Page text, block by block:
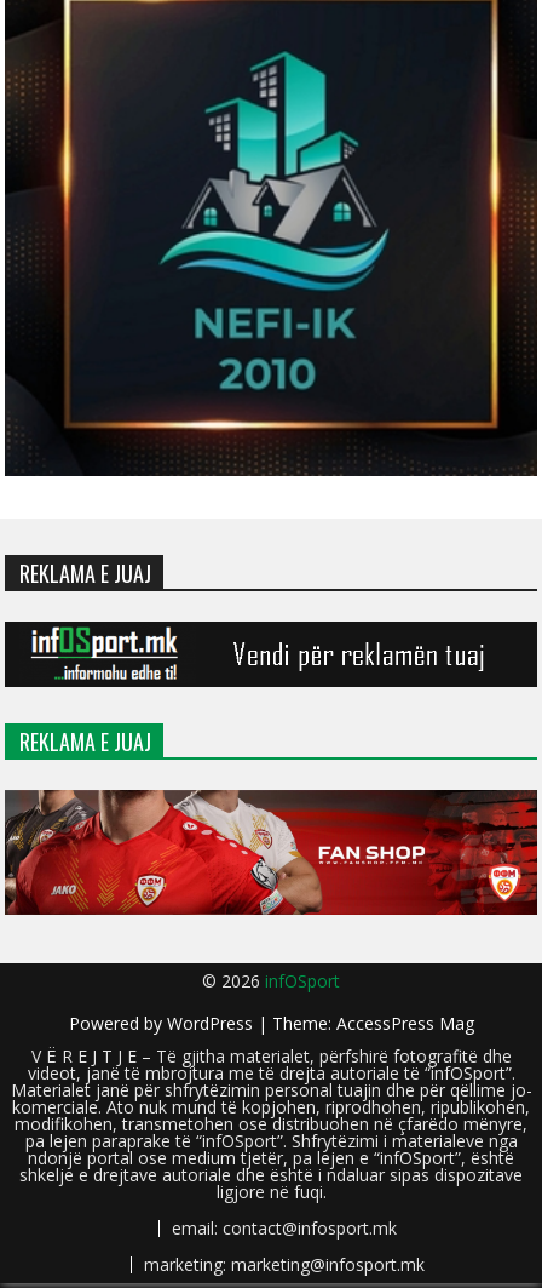
REKLAMA E JUAJ
REKLAMA E JUAJ
© 2026 infOSport
Powered by WordPress | Theme: AccessPress Mag
V Ë R E J T J E – Të gjitha materialet, përfshirë fotografitë dhe
videot, janë të mbrojtura me të drejta autoriale të “infOSport”.
Materialet janë për shfrytëzimin personal tuajin dhe për qëllime jo-
komerciale. Ato nuk mund të kopjohen, riprodhohen, ripublikohen,
modifikohen, transmetohen ose distribuohen në çfarëdo mënyre,
pa lejen paraprake të “infOSport”. Shfrytëzimi i materialeve nga
ndonjë portal ose medium tjetër, pa lejen e “infOSport”, është
shkelje e drejtave autoriale dhe është i ndaluar sipas dispozitave
ligjore në fuqi.
email: contact@infosport.mk
marketing: marketing@infosport.mk